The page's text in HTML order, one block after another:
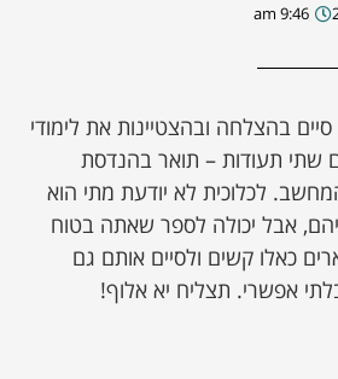
9:46 am
בהצלחה ובהצטיינות את לימודי
שתי תעודות – תואר בהנדסת
לכלוכית לא יודעת מתי הוא
אבל יכולה לספר שאתה בטוח
כאלו קשים ולסיים אותם גם
אפשרי. תצליח יא אלוף!